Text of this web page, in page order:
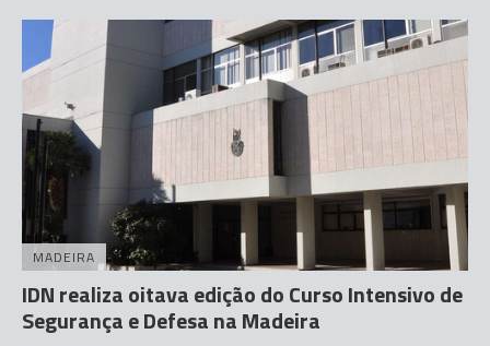
MADEIRA
IDN realiza oitava edição do Curso Intensivo de
Segurança e Defesa na Madeira